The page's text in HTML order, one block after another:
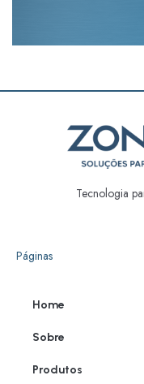
Tecnologia
Páginas
Home
Sobre
Produtos